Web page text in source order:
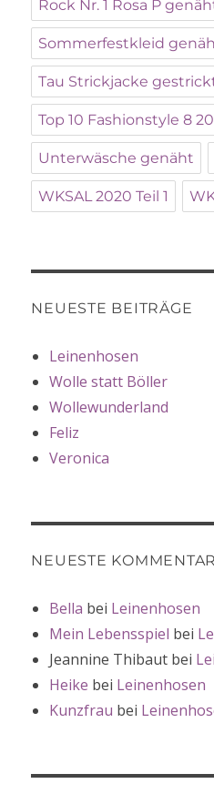
Rock Nr. 1 Rosa P
Sommerfestkleid
Tau Strickjacke
Top 10 Fashionstyle 8
Unterwäsche genäht
WKSAL 2020 Teil 1
NEUESTE BEITRÄGE
Leinenhosen
Wolle statt Böller
Wollewunderland
Feliz
Veronica
NEUESTE
Bella bei Leinenhosen
Mein Lebensspiel bei
Jeannine Thibaut bei
Heike bei Leinenhosen
Kunzfrau bei